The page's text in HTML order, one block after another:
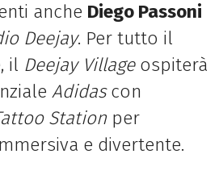
anche Diego Passoni
Deejay. Per tutto il
il Deejay Villageospiterà
Adidascon
Stationper
e divertente.